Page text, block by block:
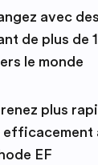
avec
de plus de
le monde
plus
efficacement
EF